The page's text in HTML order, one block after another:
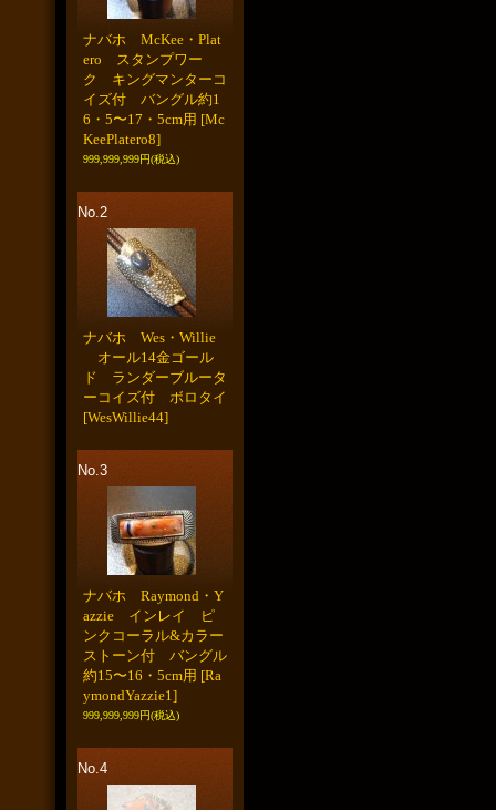
ナバホ McKee・Plat
ero スタンプワー
ク キングマンターコ
イズ付 バングル約1
6・5〜17・5cm用 [Mc
KeePlatero8]
999,999,999円(税込)
No.2
ナバホ Wes・Willie
オール14金ゴール
ド ランダーブルータ
ーコイズ付 ボロタイ
[WesWillie44]
No.3
ナバホ Raymond・Y
azzie インレイ ピ
ンクコーラル&カラー
ストーン付 バングル
約15〜16・5cm用 [Ra
ymondYazzie1]
999,999,999円(税込)
No.4